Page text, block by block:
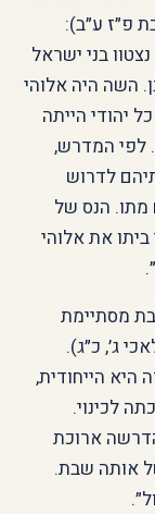
פ״ז ע״ב):
— נצטוו בני ישראל
השה היה אלוהי
יהודי הייתה
לפי המדרש,
לדרוש
הנס של
את אלוהי
מסתיימת
ג׳, כ״ג).
היא הייחודית,
לכינוי.
ארוכת
אותה שבת.